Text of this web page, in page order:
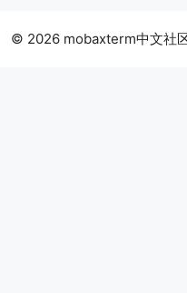
© 2026 mobaxterm中文社